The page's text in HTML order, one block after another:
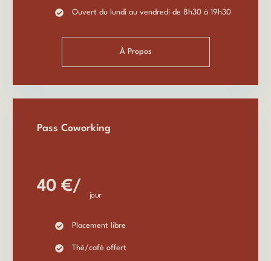
Ouvert du lundi au vendredi de 8h30 à 19h30
À Propos
Pass Coworking
40 €/
jour
Placement libre
Thé/café offert